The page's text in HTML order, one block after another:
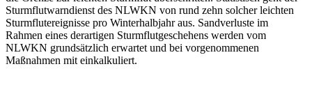
Sturmflutwarndienst des NLWKN von rund zehn solcher leichten
Sturmflutereignisse pro Winterhalbjahr aus. Sandverluste im
Rahmen eines derartigen Sturmflutgeschehens werden vom
NLWKN grundsätzlich erwartet und bei vorgenommenen
Maßnahmen mit einkalkuliert.